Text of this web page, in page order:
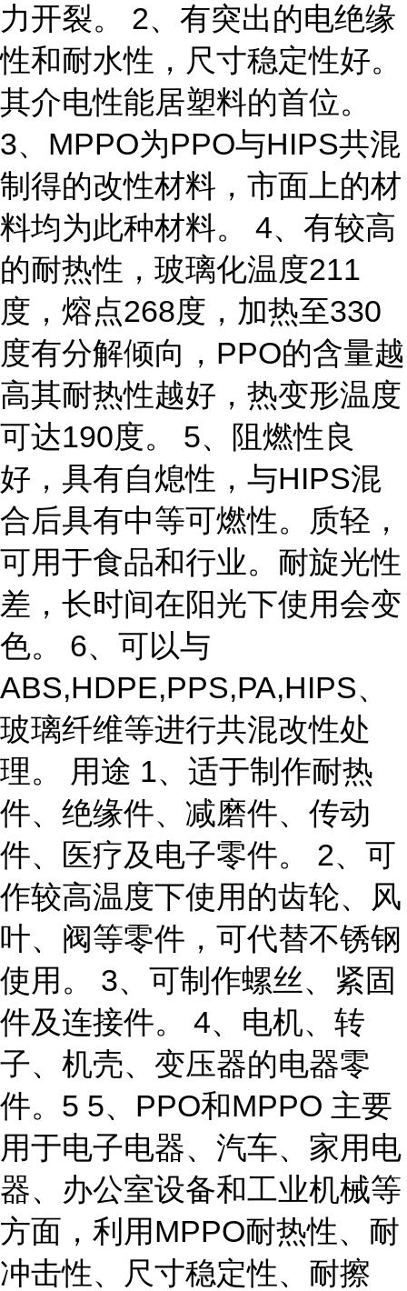
力开裂。 2、有突出的电绝缘
性和耐水性，尺寸稳定性好。
其介电性能居塑料的首位。
3、MPPO为PPO与HIPS共混
制得的改性材料，市面上的材
料均为此种材料。 4、有较高
的耐热性，玻璃化温度211
度，熔点268度，加热至330
度有分解倾向，PPO的含量越
高其耐热性越好，热变形温度
可达190度。 5、阻燃性良
好，具有自熄性，与HIPS混
合后具有中等可燃性。质轻，
可用于食品和行业。耐旋光性
差，长时间在阳光下使用会变
色。 6、可以与
ABS,HDPE,PPS,PA,HIPS、
玻璃纤维等进行共混改性处
理。 用途 1、适于制作耐热
件、绝缘件、减磨件、传动
件、医疗及电子零件。 2、可
作较高温度下使用的齿轮、风
叶、阀等零件，可代替不锈钢
使用。 3、可制作螺丝、紧固
件及连接件。 4、电机、转
子、机壳、变压器的电器零
件。5 5、PPO和MPPO 主要
用于电子电器、汽车、家用电
器、办公室设备和工业机械等
方面，利用MPPO耐热性、耐
冲击性、尺寸稳定性、耐擦